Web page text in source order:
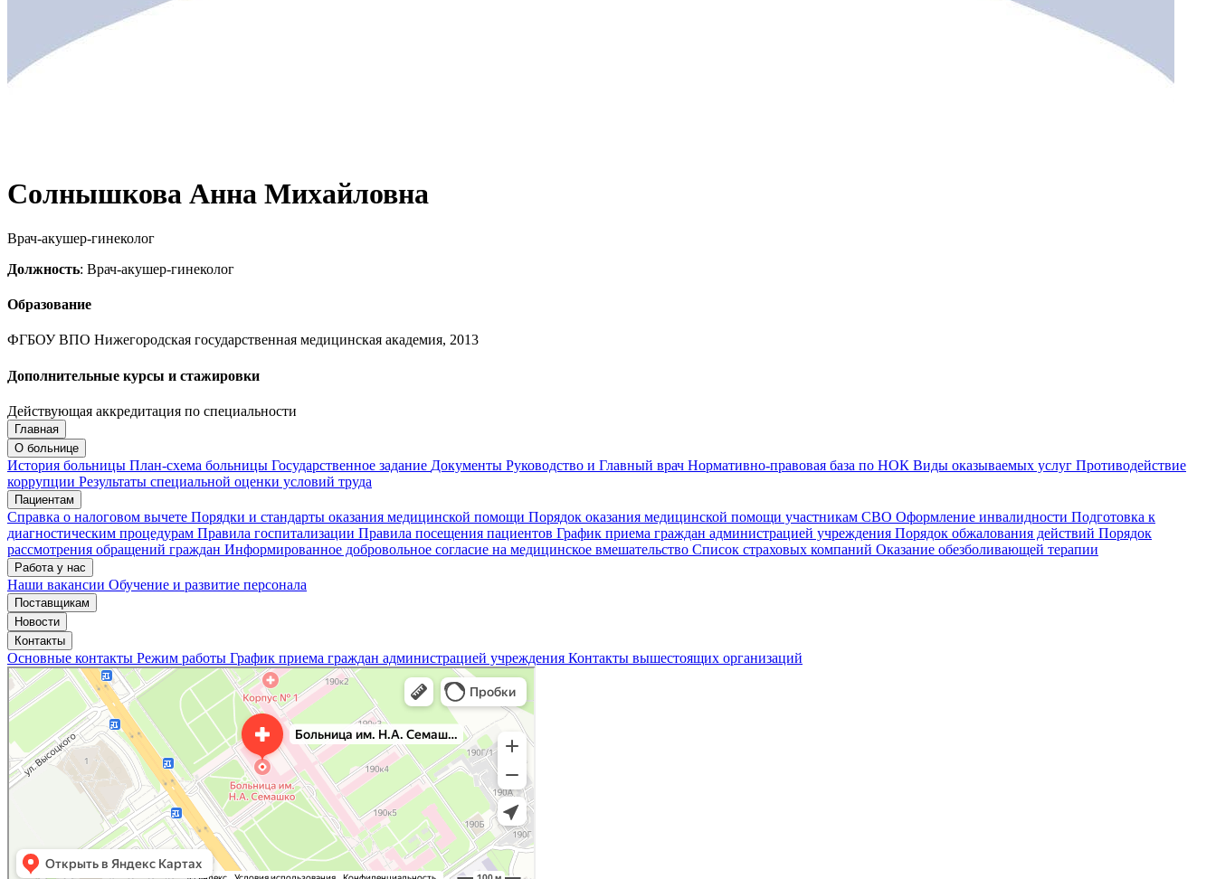
Солнышкова Анна Михайловна
Врач-акушер-гинеколог
Должность: Врач-акушер-гинеколог
Образование
ФГБОУ ВПО Нижегородская государственная медицинская академия, 2013
Дополнительные курсы и стажировки
Действующая аккредитация по специальности
Запись на приём
Подтвердить запись Отмена
Запись подтверждена
Мои записи
Главная
О больнице
История больницы План-схема больницы Государственное задание Документы Руководство и Главный врач Нормативно-правовая база по НОК Виды оказываемых услуг Противодействие
коррупции Результаты специальной оценки условий труда
Пациентам
Справка о налоговом вычете Порядки и стандарты оказания медицинской помощи Порядок оказания медицинской помощи участникам СВО Оформление инвалидности Подготовка к
диагностическим процедурам Правила госпитализации Правила посещения пациентов График приема граждан администрацией учреждения Порядок обжалования действий Порядок
рассмотрения обращений граждан Информированное добровольное согласие на медицинское вмешательство Список страховых компаний Оказание обезболивающей терапии
Работа у нас
Наши вакансии Обучение и развитие персонала
Поставщикам
Новости
Контакты
Основные контакты Режим работы График приема граждан администрацией учреждения Контакты вышестоящих организаций
«Нижегородская областная клиническая больница имени Н.А. Семашко»
Отделение больницы, госпиталя в Нижнем Новгороде
Больница для взрослых в Нижнем Новгороде